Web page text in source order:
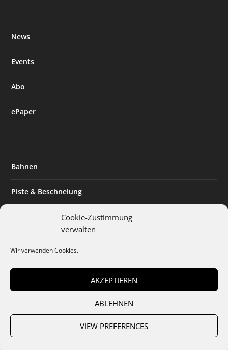
Cookie-Zustimmung
verwalten
Wir verwenden Cookies.
AKZEPTIEREN
ABLEHNEN
VIEW PREFERENCES
News
Events
Abo
ePaper
Bahnen
Piste & Beschneiung
Expertise & Technik
Mediadaten Cookies Datenschutz